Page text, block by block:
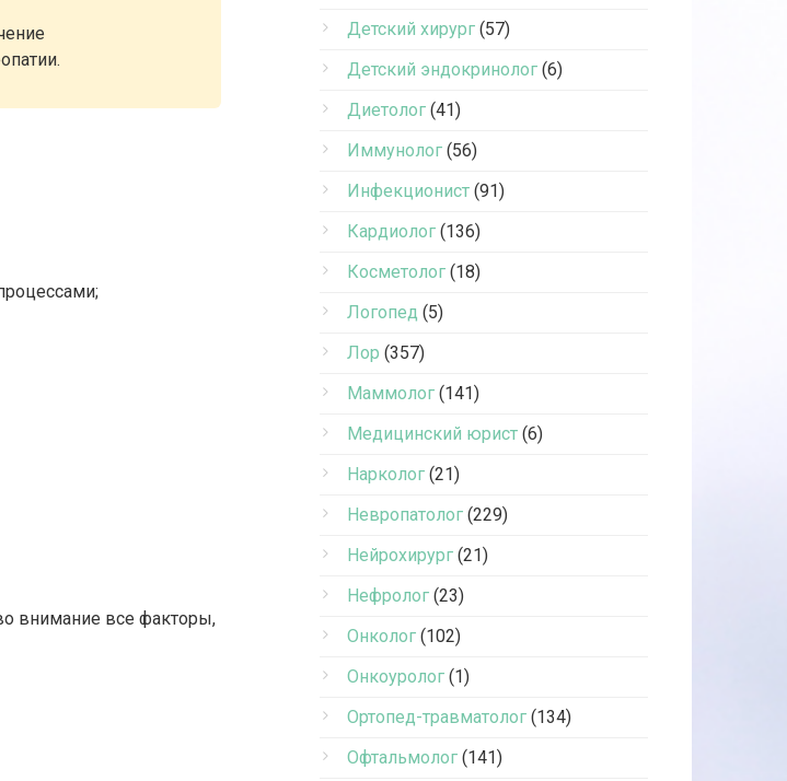
внимание все факторы,
Детский хирург (57)
Детский эндокринолог (6)
Диетолог (41)
Иммунолог (56)
Инфекционист (91)
Кардиолог (136)
Косметолог (18)
Логопед (5)
Лор (357)
Маммолог (141)
Медицинский юрист (6)
Нарколог (21)
Невропатолог (229)
Нейрохирург (21)
Нефролог (23)
Онколог (102)
Онкоуролог (1)
Ортопед-травматолог (134)
Офтальмолог (141)